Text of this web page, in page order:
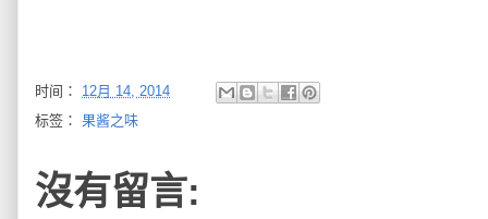
时间： 12月 14, 2014
标签： 果酱之味
沒有留言: